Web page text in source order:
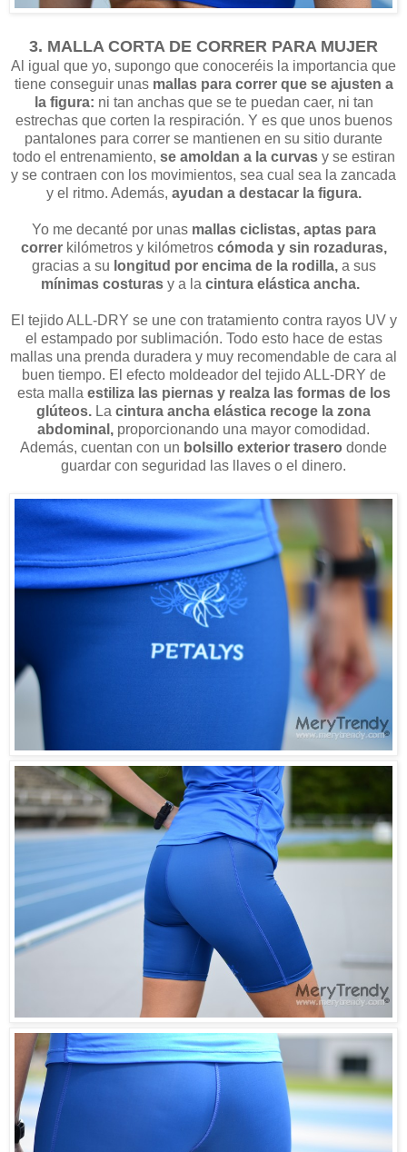
3. MALLA CORTA DE CORRER PARA MUJER
Al igual que yo, supongo que conoceréis la importancia que
tiene conseguir unasmallas para correr que se ajusten a
la figura: ni tan anchas que se te puedan caer, ni tan
estrechas que corten la respiración. Y es que unos buenos
pantalones para correr se mantienen en su sitio durante
todo el entrenamiento, se amoldan a la curvas y se estiran
y se contraen con los movimientos, sea cual sea la zancada
y el ritmo. Además, ayudan a destacar la figura.
Yo me decanté por unas mallas ciclistas, aptas para
correr kilómetros y kilómetros cómoda y sin rozaduras,
gracias a su longitud por encima de la rodilla, a sus
mínimas costuras y a la cintura elástica ancha.
El tejido ALL-DRY se une con tratamiento contra rayos UV y
el estampado por sublimación. Todo esto hace de estas
mallas una prenda duradera y muy recomendable de cara al
buen tiempo. El efecto moldeador del tejido ALL-DRY de
esta malla estiliza las piernas y realza las formas de los
glúteos. La cintura ancha elástica recoge la zona
abdominal, proporcionando una mayor comodidad.
Además, cuentan con un bolsillo exterior trasero donde
guardar con seguridad las llaves o el dinero.